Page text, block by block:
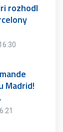
rozhodl
Madrid!